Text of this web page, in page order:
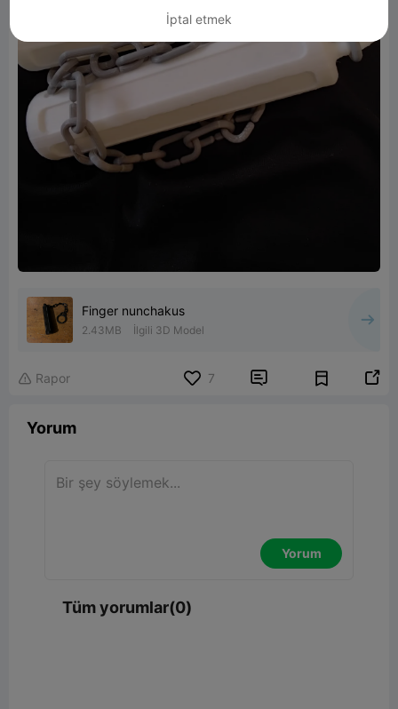
Finger nunchakus
2.43MB İlgili 3D Model
 Rapor 7  
Yorum
Yorum
Tüm yorumlar(0)
İptal etmek